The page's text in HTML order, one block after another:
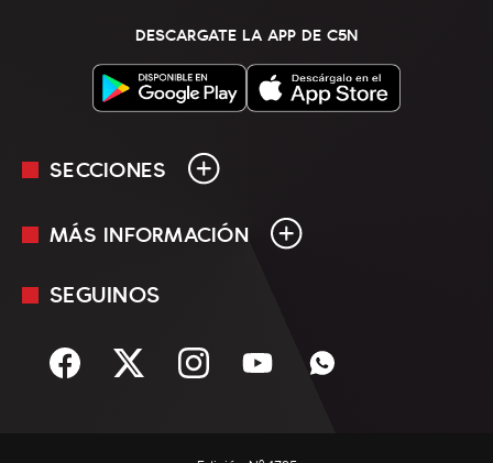
DESCARGATE LA APP DE C5N
SECCIONES
En Vivo
Sociedad
MÁS INFORMACIÓN
Mediakit
Términos y condiciones
SEGUINOS